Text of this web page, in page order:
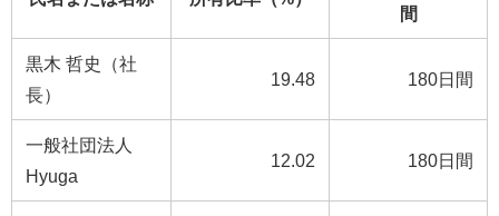
間
黒木 哲史（社
長）
19.48 180日間
一般社団法人
Hyuga
12.02 180日間